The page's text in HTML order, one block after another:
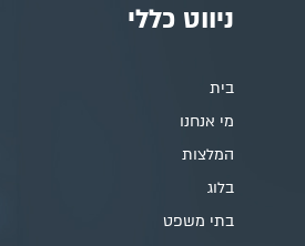
ניווט כללי
בית
מי אנחנו
המלצות
בלוג
בתי משפט